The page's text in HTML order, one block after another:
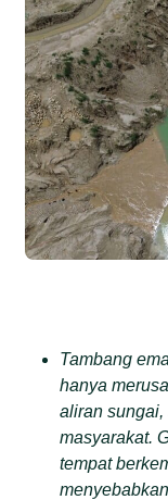
Tambang
hanya
aliran
masyarakat.
tempat